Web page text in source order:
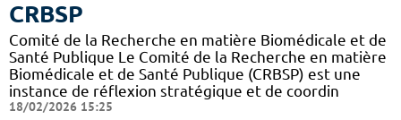
CRBSP
Comité de la Recherche en matière Biomédicale et de
Santé Publique Le Comité de la Recherche en matière
Biomédicale et de Santé Publique (CRBSP) est une
instance de réflexion stratégique et de coordin
18/02/2026 15:25